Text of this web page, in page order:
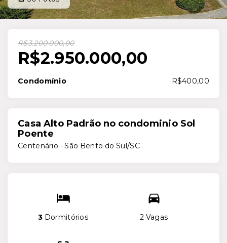
R$3.200.000,00
R$2.950.000,00
Condomínio R$400,00
Casa Alto Padrão no condominio Sol
Poente
Centenário - São Bento do Sul/SC
3 Dormitórios 2 Vagas